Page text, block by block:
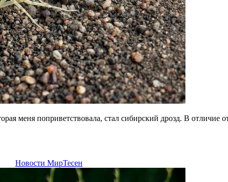
меня поприветствовала, стал сибирский дрозд. В
Новости МирТесен